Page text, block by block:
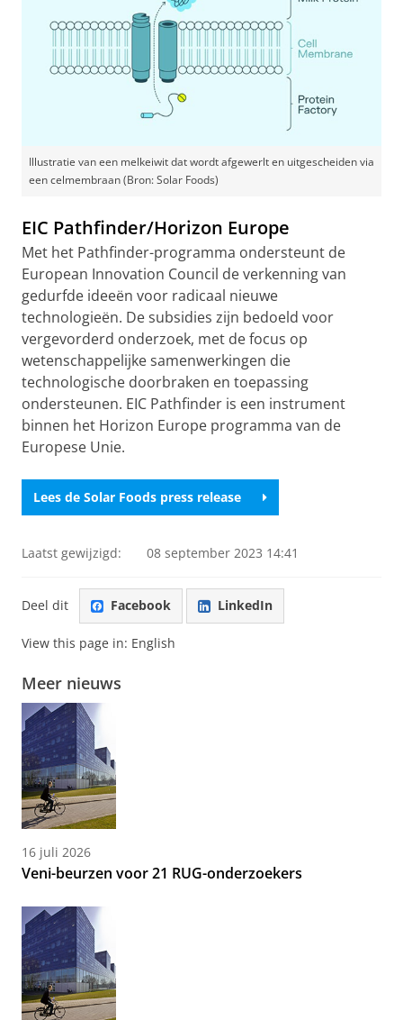
Illustratie van een melkeiwit dat wordt afgewerlt en uitgescheiden via
een celmembraan (Bron: Solar Foods)
EIC Pathfinder/Horizon Europe
Met het Pathfinder-programma ondersteunt de
European Innovation Council de verkenning van
gedurfde ideeën voor radicaal nieuwe
technologieën. De subsidies zijn bedoeld voor
vergevorderd onderzoek, met de focus op
wetenschappelijke samenwerkingen die
technologische doorbraken en toepassing
ondersteunen. EIC Pathfinder is een instrument
binnen het Horizon Europe programma van de
Europese Unie.
Lees de Solar Foods press release
Laatst gewijzigd: 08 september 2023 14:41
Deel dit Facebook LinkedIn
View this page in: English
Meer nieuws
16 juli 2026
Veni-beurzen voor 21 RUG-onderzoekers